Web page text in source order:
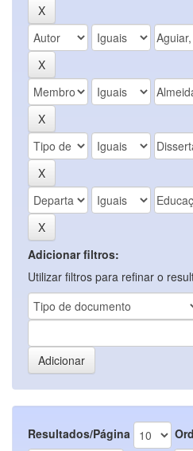
Adicionar filtros:
Utilizar filtros para refinar o
Resultados/Página